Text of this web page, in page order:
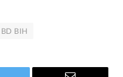
BIH